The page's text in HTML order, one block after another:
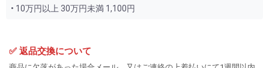
• 10万円以上 30万円未満 1,100円
✅ 返品交換について